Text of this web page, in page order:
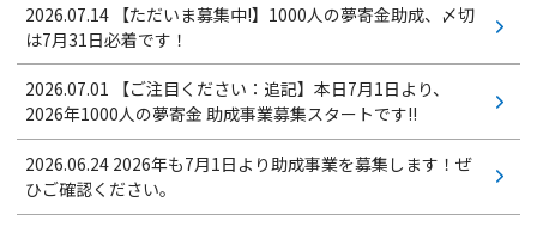
2026.07.14 【ただいま募集中!】1000人の夢寄金助成、〆切
は7月31日必着です！
2026.07.01 【ご注目ください：追記】本日7月1日より、
2026年1000人の夢寄金 助成事業募集スタートです!!
2026.06.24 2026年も7月1日より助成事業を募集します！ぜ
ひご確認ください。